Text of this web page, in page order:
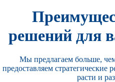
решений для
Мы предлагаем больше,
предоставляем
расти и